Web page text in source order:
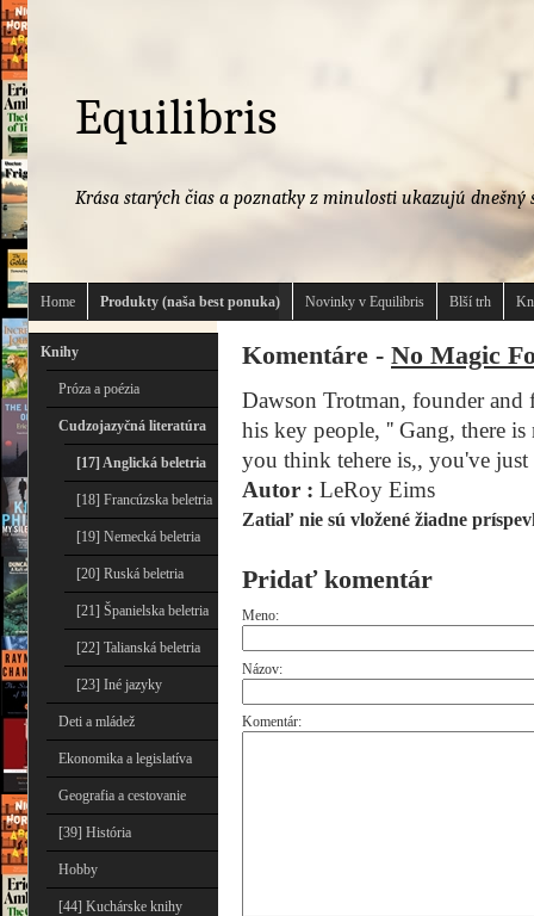
Equilibris
Krása starých čias a poznatky z minulosti ukazujú dnešný
Home Produkty (naša best ponuka) Novinky v Equilibris Blší trh
Knihy
Próza a poézia
Cudzojazyčná literatúra
[17] Anglická beletria
[18] Francúzska beletria
[19] Nemecká beletria
[20] Ruská beletria
[21] Španielska beletria
[22] Talianská beletria
[23] Iné jazyky
Deti a mládež
Ekonomika a legislatíva
Geografia a cestovanie
[39] História
Hobby
[44] Kuchárske knihy
Komentáre - No Magic
Dawson Trotman, founder
his key people, '' Gang, there
you think tehere is,, you've
Autor : LeRoy Eims
Zatiaľ nie sú vložené žiadne
Pridať komentár
Meno:
Názov:
Komentár: